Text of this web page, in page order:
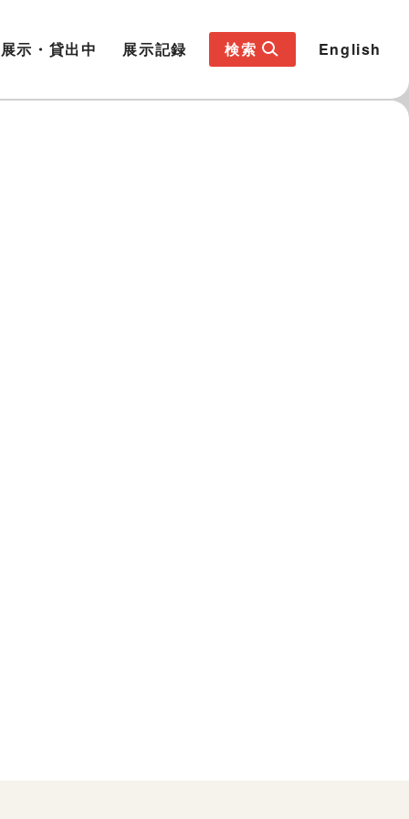
展示・貸出中 展示記録 検索 English